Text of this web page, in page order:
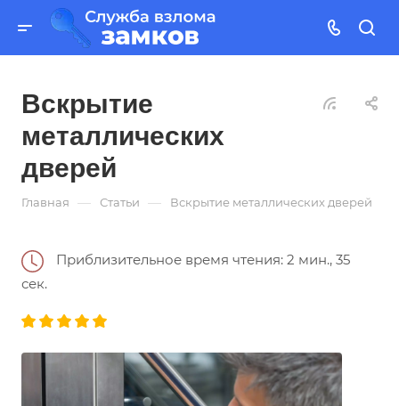
Вскрытие
металлических
дверей
Главная — Статьи — Вскрытие металлических дверей
Приблизительное время чтения: 2 мин., 35
сек.